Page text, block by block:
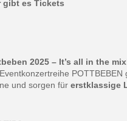
gibt es Tickets
2025 – It’s all in the
und sorgen für erstklassige